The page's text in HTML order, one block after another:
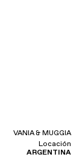
VANIA & MUGGIA
Locación
ARGENTINA